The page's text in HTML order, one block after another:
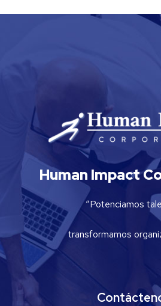
Human Impact
“Potenciamos
transformamos